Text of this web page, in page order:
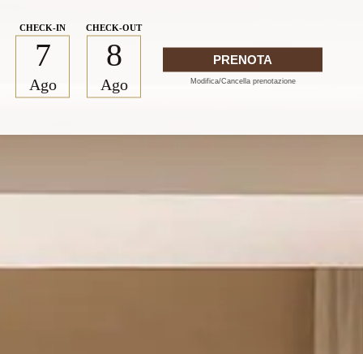
7
Ago
8
Ago
PRENOTA
Modifica/Cancella prenotazione